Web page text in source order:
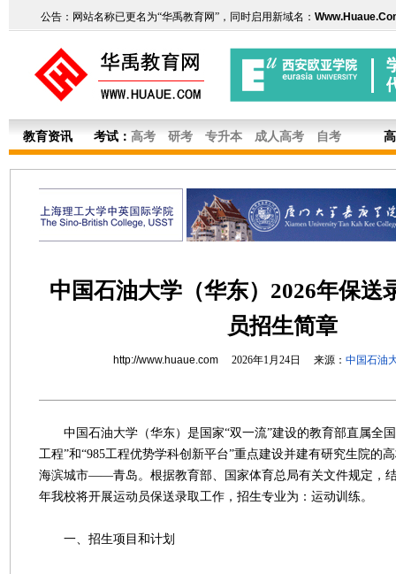
公告：网站名称已更名为“华禹教育网”，同时启用新域名：
教育资讯 考试： 高考 研考 专升本 成人高考 自考
中国石油大学（华东）2026年保送
员招生简章
http://www.huaue.com2026年1月24日 来源： 中国石油
中国石油大学（华东）是国家“双一流”建设的教育部直属全国
工程”和“985工程优势学科创新平台”重点建设并建有研究生院的
海滨城市——青岛。根据教育部、国家体育总局有关文件规定，
年我校将开展运动员保送录取工作，招生专业为：运动训练。
一、招生项目和计划